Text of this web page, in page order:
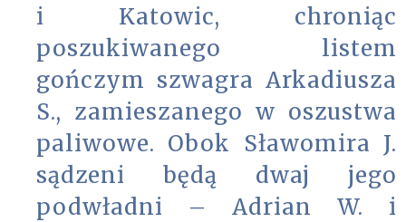
i Katowic, chroniąc
poszukiwanego listem
gończym szwagra Arkadiusza
S., zamieszanego w oszustwa
paliwowe. Obok Sławomira J.
sądzeni będą dwaj jego
podwładni – Adrian W. i